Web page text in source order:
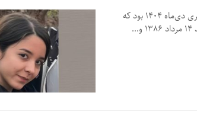
شیوا بردبارجاوید یکی از جوانان معترض در قیام سراسری دی‌ماه ۱۴۰۴ بود که